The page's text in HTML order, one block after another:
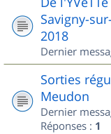
Savigny-
2018
Dernier
Sorties
Meudon
Dernier
Réponses : 1